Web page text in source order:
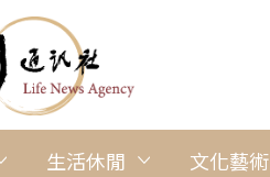
生活休閒 文化藝術